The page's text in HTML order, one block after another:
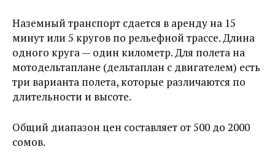
Наземный транспорт сдается в аренду на 15
минут или 5 кругов по рельефной трассе. Длина
одного круга — один километр. Для полета на
мотодельтаплане (дельтаплан с двигателем) есть
три варианта полета, которые различаются по
длительности и высоте.
Общий диапазон цен составляет от 500 до 2000
сомов.